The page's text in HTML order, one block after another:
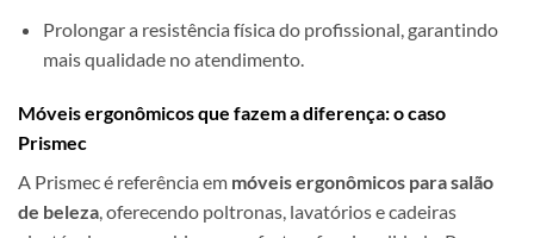
Prolongar a resistência física do profissional, garantindo
mais qualidade no atendimento.
Móveis ergonômicos que fazem a diferença: o caso
Prismec
A Prismec é referência em móveis ergonômicos para salão
de beleza, oferecendo poltronas, lavatórios e cadeiras